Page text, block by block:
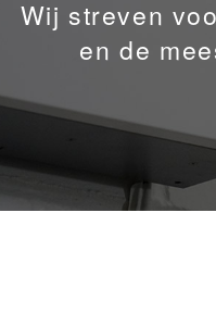
Wij streven
en de